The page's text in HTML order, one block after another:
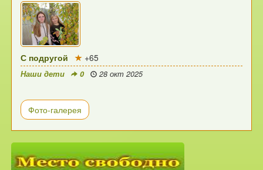
С подругой +65
Наши дети 0 28 окт 2025
Фото-галерея